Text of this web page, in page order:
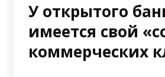
У открытого
имеется свой
коммерческих